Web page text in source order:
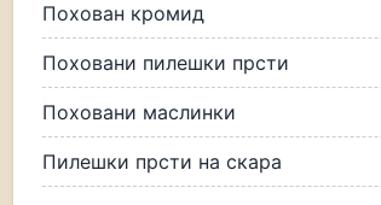
Похован кромид
Поховани пилешки прсти
Поховани маслинки
Пилешки прсти на скара